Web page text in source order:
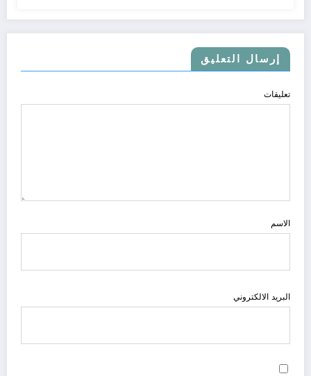
إرسال التعليق
تعليقات
الاسم
البريد الالكتروني